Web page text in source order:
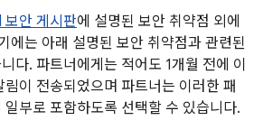
보안 게시판에 설명된 보안 취약점 외에
에는 아래 설명된 보안 취약점과 관련된
다. 파트너에게는 적어도 1개월 전에 이
이 전송되었으며 파트너는 이러한 패
부로 포함하도록 선택할 수 있습니다.